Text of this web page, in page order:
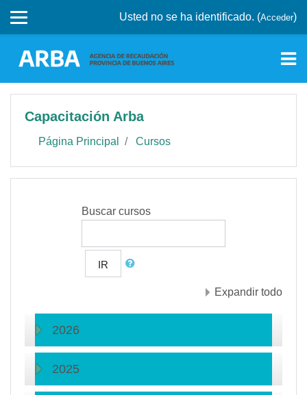
Usted no se ha identificado. (Acceder)
Capacitación Arba
Página Principal Cursos
Buscar cursos
IR
Expandir todo
2026
2025